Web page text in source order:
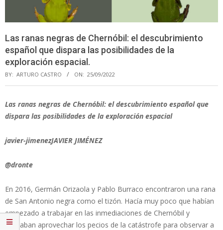
Las ranas negras de Chernóbil: el descubrimiento
español que dispara las posibilidades de la
exploración espacial.
BY: ARTURO CASTRO ON: 25/09/2022
Las ranas negras de Chernóbil: el descubrimiento español que
dispara las posibilidades de la exploración espacial
javier-jimenezJAVIER JIMÉNEZ
@dronte
En 2016, Germán Orizaola y Pablo Burraco encontraron una rana
de San Antonio negra como el tizón. Hacía muy poco que habían
empezado a trabajar en las inmediaciones de Chernóbil y
buscaban aprovechar los pecios de la catástrofe para observar a